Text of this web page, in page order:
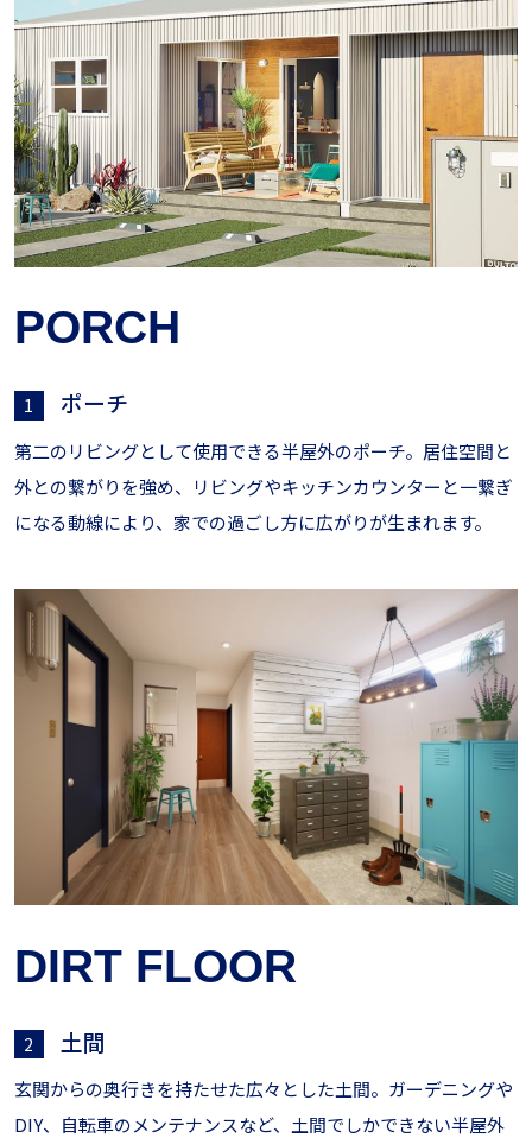
PORCH
1 ポーチ
第二のリビングとして使用できる半屋外のポーチ。居住空間と
外との繋がりを強め、リビングやキッチンカウンターと一繋ぎ
になる動線により、家での過ごし方に広がりが生まれます。
DIRT FLOOR
2 土間
玄関からの奥行きを持たせた広々とした土間。ガーデニングや
DIY、自転車のメンテナンスなど、土間でしかできない半屋外